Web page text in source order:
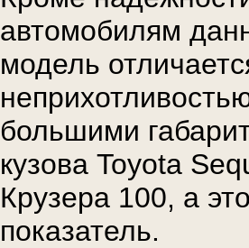
автомобилям
модель
большими
кузова Toyota
Крузера 100, а
показатель.